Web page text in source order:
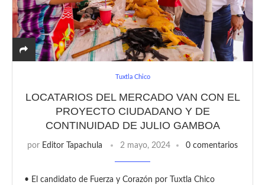
Tuxtla Chico
LOCATARIOS DEL MERCADO VAN CON EL
PROYECTO CIUDADANO Y DE
CONTINUIDAD DE JULIO GAMBOA
por Editor Tapachula 2 mayo, 2024 0 comentarios
• El candidato de Fuerza y Corazón por Tuxtla Chico